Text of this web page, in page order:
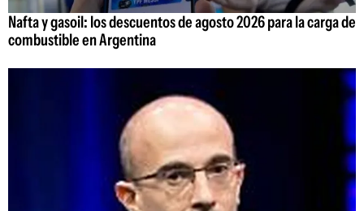
Nafta y gasoil: los descuentos de agosto 2026 para la carga de
combustible en Argentina